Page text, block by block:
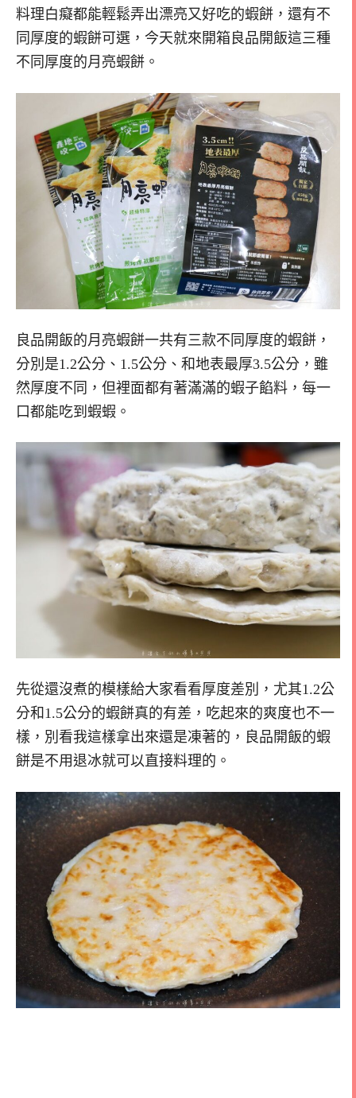
料理白癡都能輕鬆弄出漂亮又好吃的蝦餅，還有不
同厚度的蝦餅可選，今天就來開箱良品開飯這三種
不同厚度的月亮蝦餅。
良品開飯的月亮蝦餅一共有三款不同厚度的蝦餅，
分別是1.2公分、1.5公分、和地表最厚3.5公分，雖
然厚度不同，但裡面都有著滿滿的蝦子餡料，每一
口都能吃到蝦蝦。
先從還沒煮的模樣給大家看看厚度差別，尤其1.2公
分和1.5公分的蝦餅真的有差，吃起來的爽度也不一
樣，別看我這樣拿出來還是凍著的，良品開飯的蝦
餅是不用退冰就可以直接料理的。